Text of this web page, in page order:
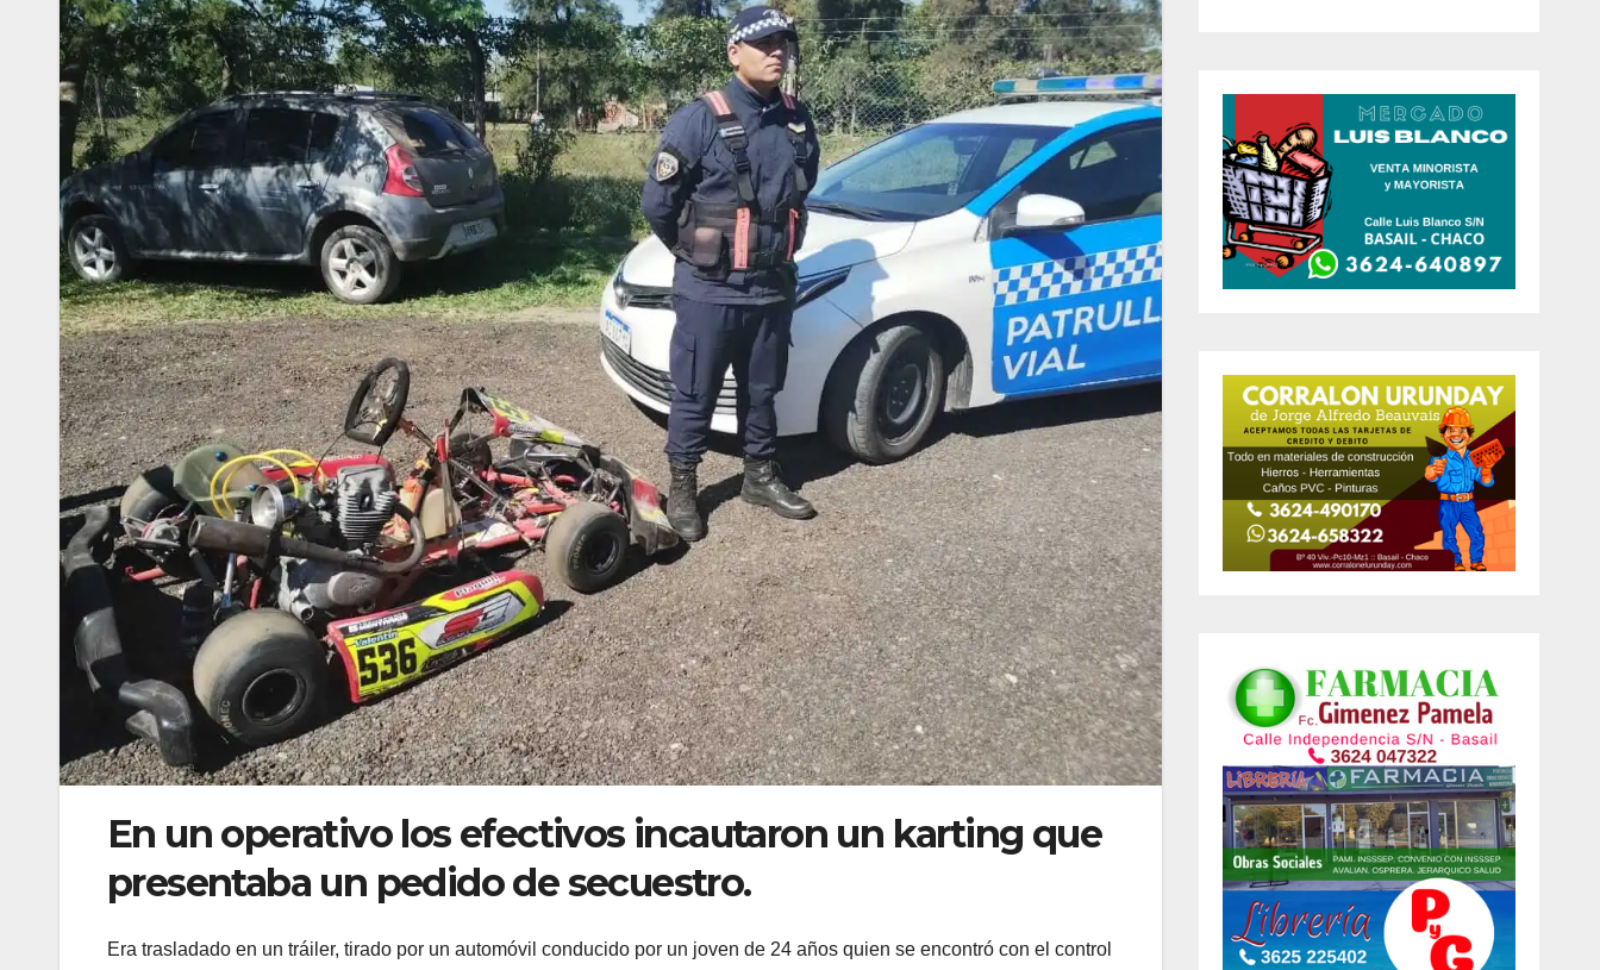
En un operativo los efectivos incautaron un karting que
presentaba un pedido de secuestro.
Era trasladado en un tráiler, tirado por un automóvil conducido por un joven de 24 años quien se encontró con el control